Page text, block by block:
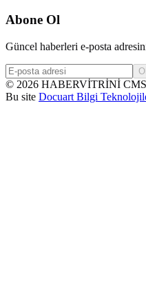
Abone Ol
Güncel haberleri e-posta
© 2026 HABERVİTRİNİ
Bu site Docuart Bilgi